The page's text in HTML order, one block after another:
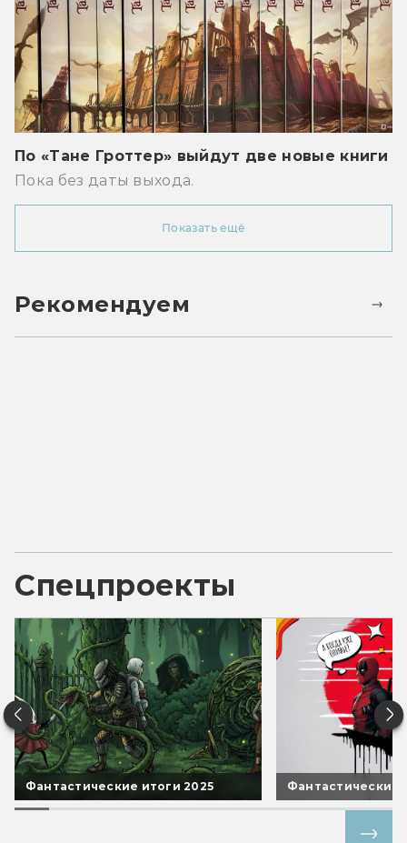
По «Тане Гроттер» выйдут две новые книги
Пока без даты выхода.
Показать ещё
Рекомендуем
Спецпроекты
Фантастические итоги 2025 Фантастические